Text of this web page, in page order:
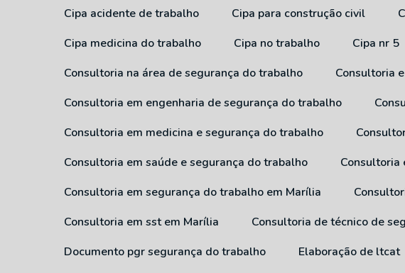
Cipa acidente de trabalho
Cipa para construção civil
Cipa medicina do trabalho
Cipa no trabalho Cipa nr 5
Consultoria na área de segurança do trabalho
Consultoria
Consultoria em engenharia de segurança do trabalho
Consultoria em medicina e segurança do trabalho
Consultoria em saúde e segurança do trabalho
Consultoria em segurança do trabalho em Marília
Consultoria em sst em Marília
Consultoria de técnico de
Documento pgr segurança do trabalho
Elaboração de ltcat